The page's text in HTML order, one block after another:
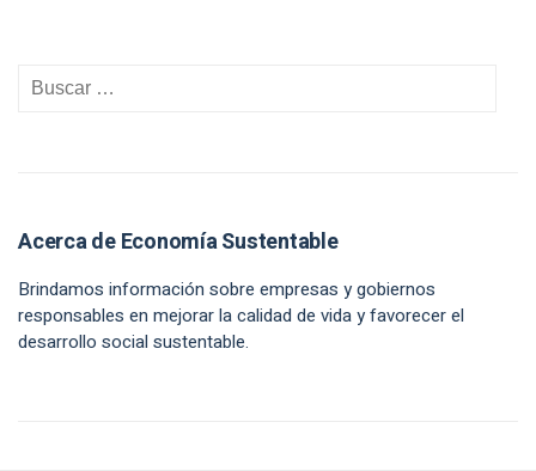
Acerca de Economía Sustentable
Brindamos información sobre empresas y gobiernos
responsables en mejorar la calidad de vida y favorecer el
desarrollo social sustentable.